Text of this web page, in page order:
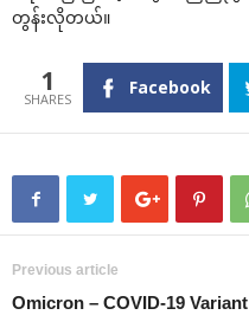
တွန်းလိုတယ်။
1 Facebook
Previous article
Omicron – COVID-19 Variant